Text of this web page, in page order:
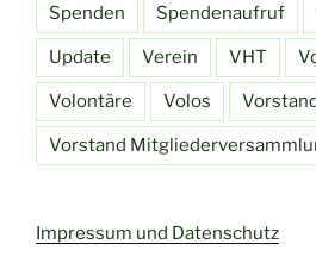
Spenden Spendenaufruf
Update Verein VHT
Volontäre Volos
Vorstand
Impressum und Datenschutz